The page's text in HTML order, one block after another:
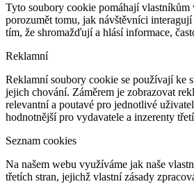
Tyto soubory cookie pomáhají vlastníkům
porozumět tomu, jak návštěvníci
tím, že shromažďují a hlásí informace,
Reklamní
Reklamní soubory cookie se používají ke
jejich chování. Záměrem je zobrazovat
relevantní a poutavé pro jednotlivé
hodnotnější pro vydavatele a inzerenty
Seznam cookies
Na našem webu využíváme jak naše
třetích stran, jejichž vlastní zásady